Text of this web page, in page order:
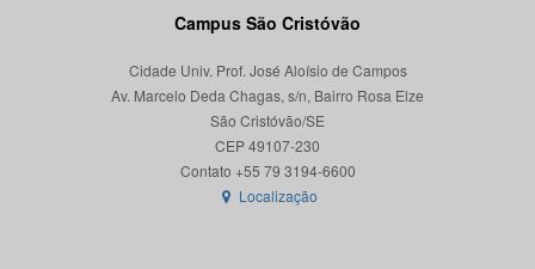
Campus São Cristóvão
Cidade Univ. Prof. José Aloísio de Campos
Av. Marcelo Deda Chagas, s/n, Bairro Rosa Elze
São Cristóvão/SE
CEP 49107-230
Localização